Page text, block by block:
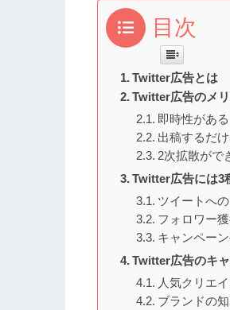
目次
Twitter広告とは
Twitter広告のメ
即時性がある
出稿するだ
2次拡散がで
Twitter広告には3
ツイートへ
フォロワー
キャンペー
Twitter広告のキ
人気クリエ
ブランドの